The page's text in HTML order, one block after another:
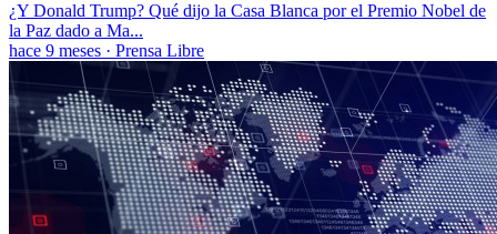
¿Y Donald Trump? Qué dijo la Casa Blanca por el Premio Nobel de
la Paz dado a Ma...
hace 9 meses · Prensa Libre